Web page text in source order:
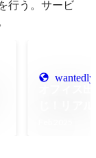
行う。サービ